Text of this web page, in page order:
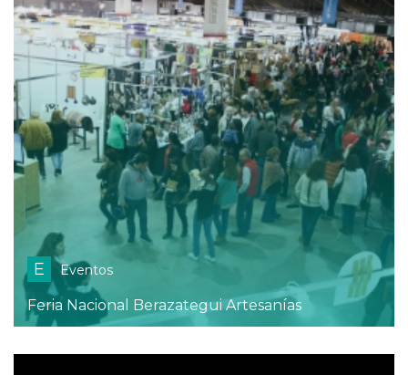
E Eventos
Feria Nacional Berazategui Artesanías